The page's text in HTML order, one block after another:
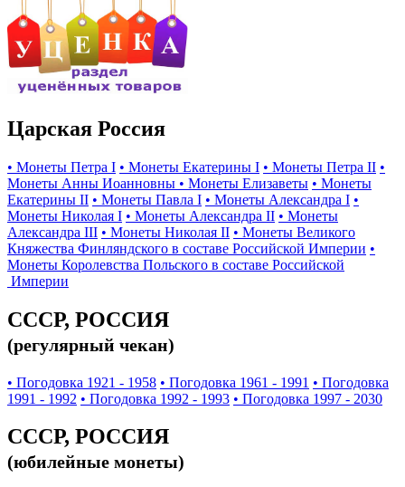
Царская Россия
• Монеты Петра I • Монеты Екатерины I • Монеты Петра II •
Монеты Анны Иоанновны • Монеты Елизаветы • Монеты
Екатерины II • Монеты Павла I • Монеты Александра I •
Монеты Николая I • Монеты Александра II • Монеты
Александра III • Монеты Николая II • Монеты Великого
Княжества Финляндского в составе Российской Империи •
Монеты Королевства Польского в составе Российской
Империи
СССР, РОССИЯ
(регулярный чекан)
• Погодовка 1921 - 1958 • Погодовка 1961 - 1991 • Погодовка
1991 - 1992 • Погодовка 1992 - 1993 • Погодовка 1997 - 2030
СССР, РОССИЯ
(юбилейные монеты)